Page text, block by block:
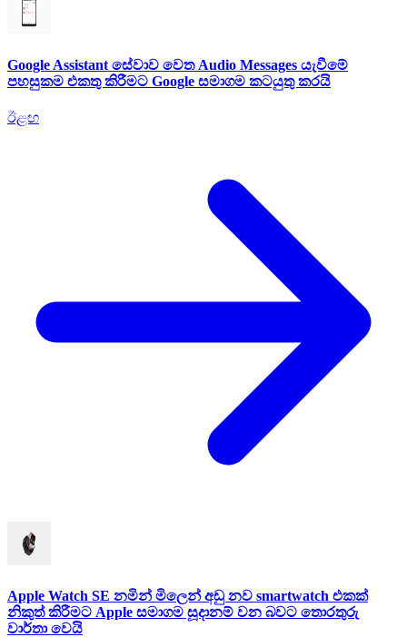
Google Assistant සේවාව වෙත Audio Messages යැවීමේ
පහසුකම එකතු කිරීමට Google සමාගම කටයුතු කරයි
ඊළඟ
Apple Watch SE නමින් මිලෙන් අඩු නව smartwatch එකක්
නිකුත් කිරීමට Apple සමාගම සූදානම් වන බවට තොරතුරු
වාර්තා වෙයි